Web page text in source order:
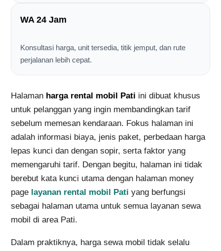
WA 24 Jam
Konsultasi harga, unit tersedia, titik jemput, dan rute
perjalanan lebih cepat.
Halaman harga rental mobil Pati ini dibuat khusus
untuk pelanggan yang ingin membandingkan tarif
sebelum memesan kendaraan. Fokus halaman ini
adalah informasi biaya, jenis paket, perbedaan harga
lepas kunci dan dengan sopir, serta faktor yang
memengaruhi tarif. Dengan begitu, halaman ini tidak
berebut kata kunci utama dengan halaman money
page layanan rental mobil Pati yang berfungsi
sebagai halaman utama untuk semua layanan sewa
mobil di area Pati.
Dalam praktiknya, harga sewa mobil tidak selalu